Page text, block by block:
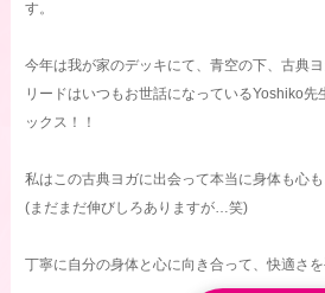
す。
今年は我が家のデッキにて、青空の下、古典ヨ
リードはいつもお世話になっているYoshiko先
ックス！！
私はこの古典ヨガに出会って本当に身体も心も
(まだまだ伸びしろありますが…笑)
丁寧に自分の身体と心に向き合って、快適さを